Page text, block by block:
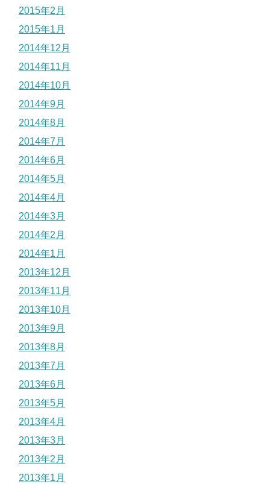
2015年2月
2015年1月
2014年12月
2014年11月
2014年10月
2014年9月
2014年8月
2014年7月
2014年6月
2014年5月
2014年4月
2014年3月
2014年2月
2014年1月
2013年12月
2013年11月
2013年10月
2013年9月
2013年8月
2013年7月
2013年6月
2013年5月
2013年4月
2013年3月
2013年2月
2013年1月